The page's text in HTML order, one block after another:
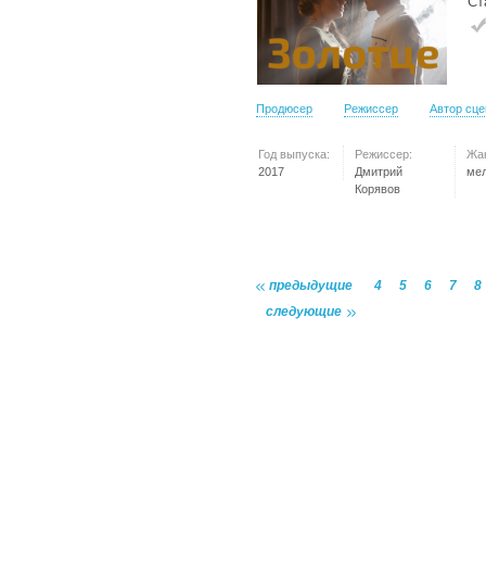
Продюсер Режиссер Автор
Год выпуска:
2017
Режиссер:
Дмитрий
Корявов
предыдущие 4 5 6 7
8
следующие